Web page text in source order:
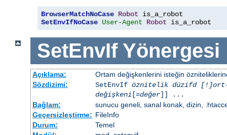
BrowserMatchNoCase Robot
SetEnvIfNoCase User-Agent Robot is_a_robot
SetEnvIf Yönergesi
Açıklama:
Ortam değişkenlerini isteğin
Sözdizimi:
SetEnvIf öznitelik düzifd [!]ort-
değişkeni [=değer]] ...
Bağlam:
sunucu geneli, sanal konak, dizin,
Geçersizleştirme: FileInfo
Durum:
Temel